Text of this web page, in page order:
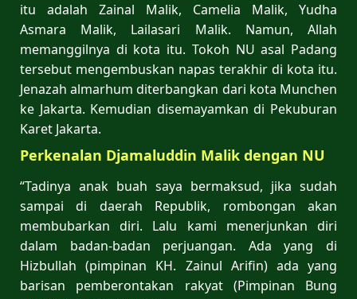
itu adalah Zainal Malik, Camelia Malik, Yudha
Asmara Malik, Lailasari Malik. Namun, Allah
memanggilnya di kota itu. Tokoh NU asal Padang
tersebut mengembuskan napas terakhir di kota itu.
Jenazah almarhum diterbangkan dari kota Munchen
ke Jakarta. Kemudian disemayamkan di Pekuburan
Karet Jakarta.
Perkenalan Djamaluddin Malik dengan NU
“Tadinya anak buah saya bermaksud, jika sudah
sampai di daerah Republik, rombongan akan
membubarkan diri. Lalu kami menerjunkan diri
dalam badan-badan perjuangan. Ada yang di
Hizbullah (pimpinan KH. Zainul Arifin) ada yang
barisan pemberontakan rakyat (Pimpinan Bung